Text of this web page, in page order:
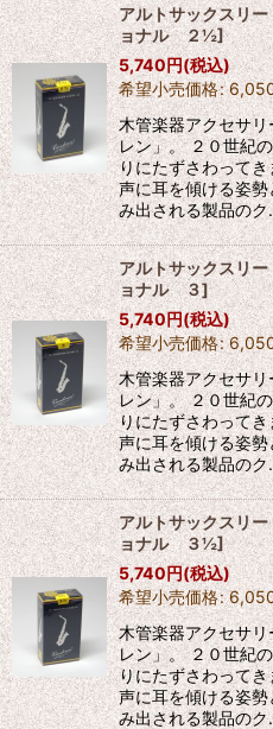
並び順:
絞り
アルトサックスリー
ョナル ２½]
5,740円(税込)
希望小売価格:
木管楽器アクセサ
レン」。 ２０世紀
りにたずさわって
声に耳を傾ける姿
み出される製品の
アルトサックスリー
ョナル ３]
5,740円(税込)
希望小売価格:
木管楽器アクセサ
レン」。 ２０世紀
りにたずさわって
声に耳を傾ける姿
み出される製品の
アルトサックスリー
ョナル ３½]
5,740円(税込)
希望小売価格:
木管楽器アクセサ
レン」。 ２０世紀
りにたずさわって
声に耳を傾ける姿
み出される製品の